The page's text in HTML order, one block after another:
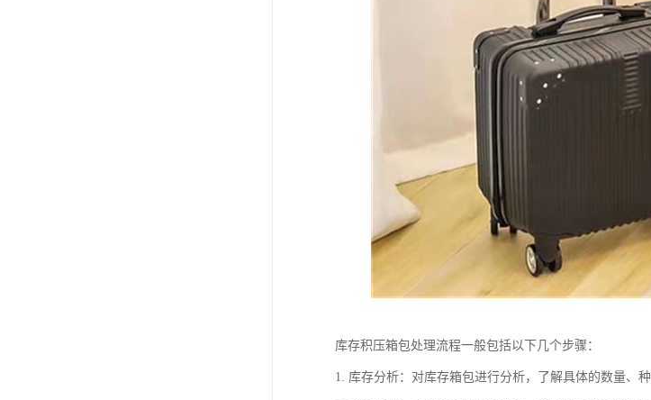
库存积压箱包处理流程一般包括以下几个步骤：
1. 库存分析：对库存箱包进行分析，了解具体的数量、